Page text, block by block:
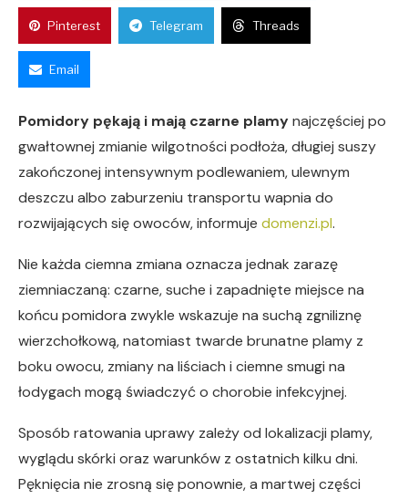
Pinterest Telegram Threads
Email
Pomidory pękają i mają czarne plamynajczęściej po
gwałtownej zmianie wilgotności podłoża, długiej suszy
zakończonej intensywnym podlewaniem, ulewnym
deszczu albo zaburzeniu transportu wapnia do
rozwijających się owoców, informuje domenzi.pl.
Nie każda ciemna zmiana oznacza jednak zarazę
ziemniaczaną: czarne, suche i zapadnięte miejsce na
końcu pomidora zwykle wskazuje na suchą zgniliznę
wierzchołkową, natomiast twarde brunatne plamy z
boku owocu, zmiany na liściach i ciemne smugi na
łodygach mogą świadczyć o chorobie infekcyjnej.
Sposób ratowania uprawy zależy od lokalizacji plamy,
wyglądu skórki oraz warunków z ostatnich kilku dni.
Pęknięcia nie zrosną się ponownie, a martwej części